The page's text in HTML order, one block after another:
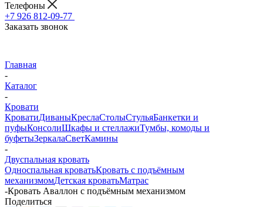
Телефоны
+7 926 812-09-77
Заказать звонок
Главная
-
Каталог
-
Кровати
КроватиДиваныКреслаСтолыСтульяБанкетки и
пуфыКонсолиШкафы и стеллажиТумбы, комоды и
буфетыЗеркалаСветКамины
-
Двуспальная кровать
Односпальная кроватьКровать с подъёмным
механизмомДетская кроватьМатрас
-Кровать Аваллон с подъёмным механизмом
Поделиться